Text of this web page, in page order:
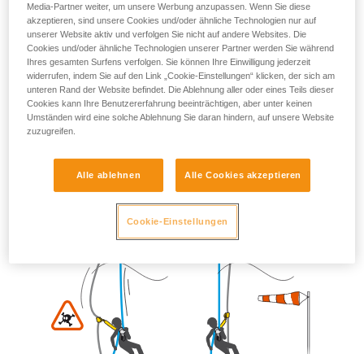
Halten des Seils von einem Teammitglied am Boden
Gewicht am Seilende
Befestigen des Seilendes an einem Anschlagpunkt
Alle drei Optionen müssen im Rahmen des Rettungsplans
überprüft werden. In jedem Fall ist für jede Situation eine
spezielle Gefährdungsbeurteilung durchzuführen.
Media-Partner weiter, um unsere Werbung anzupassen. Wenn Sie diese
akzeptieren, sind unsere Cookies und/oder ähnliche Technologien nur auf
unserer Website aktiv und verfolgen Sie nicht auf andere Websites. Die
Cookies und/oder ähnliche Technologien unserer Partner werden Sie während
Ihres gesamten Surfens verfolgen. Sie können Ihre Einwilligung jederzeit
widerrufen, indem Sie auf den Link „Cookie-Einstellungen“ klicken, der sich am
unteren Rand der Website befindet. Die Ablehnung aller oder eines Teils dieser
Cookies kann Ihre Benutzererfahrung beeinträchtigen, aber unter keinen
Umständen wird eine solche Ablehnung Sie daran hindern, auf unsere Website
zuzugreifen.
Alle ablehnen Alle Cookies akzeptieren
Cookie-Einstellungen